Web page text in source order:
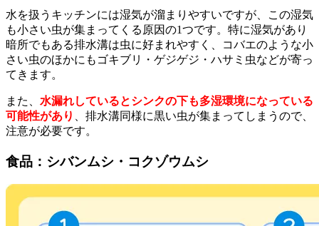
水を扱うキッチンには湿気が溜まりやすいですが、この湿気
も小さい虫が集まってくる原因の1つです。特に湿気があり
暗所でもある排水溝は虫に好まれやすく、コバエのような小
さい虫のほかにもゴキブリ・ゲジゲジ・ハサミ虫などが寄っ
てきます。
また、 水漏れしているとシンクの下も多湿環境になっている
可能性があり
、排水溝同様に黒い虫が集まってしまうので、
注意が必要です。
食品：シバンムシ・コクゾウムシ